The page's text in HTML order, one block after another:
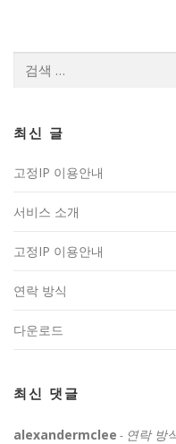
최신 글
고정IP 이용안내
서비스 소개
고정IP 이용안내
연락 방식
다운로드
최신 댓글
alexandermclee - 연락 방